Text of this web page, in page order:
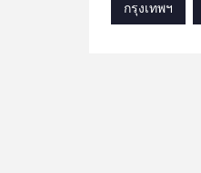
กรุงเทพฯ